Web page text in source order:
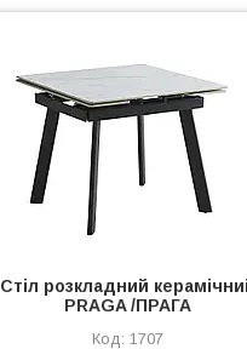
Стіл розкладний
PRAGA /ПРАГА
1707